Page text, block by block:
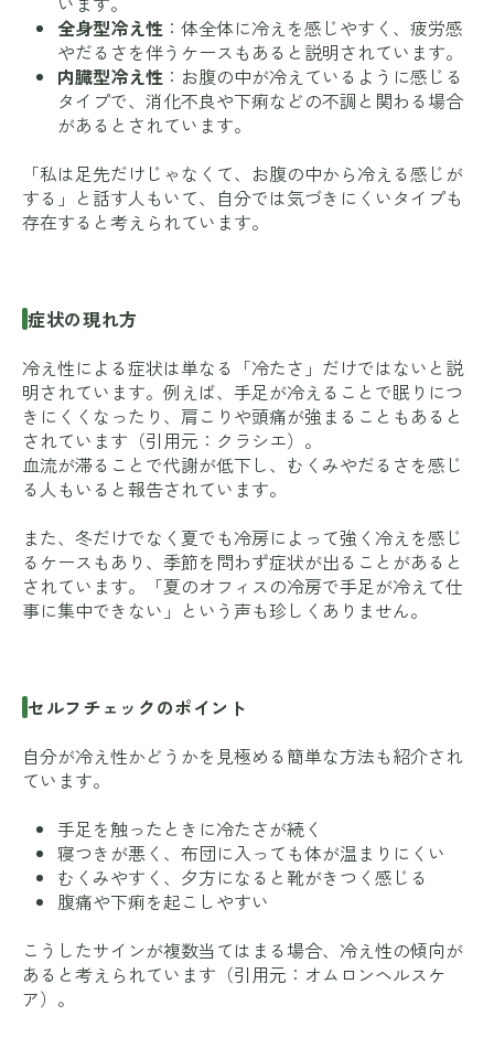
全身型冷え性 ：体全体に冷えを感じやすく、疲労感
やだるさを伴うケースもあると説明されています。
内臓型冷え性 ：お腹の中が冷えているように感じる
タイプで、消化不良や下痢などの不調と関わる場合
があるとされています。
「私は足先だけじゃなくて、お腹の中から冷える感じが
する」と話す人もいて、自分では気づきにくいタイプも
存在すると考えられています。
症状の現れ方
冷え性による症状は単なる「冷たさ」だけではないと説
明されています。例えば、手足が冷えることで眠りにつ
きにくくなったり、肩こりや頭痛が強まることもあると
されています（引用元： クラシエ）。
血流が滞ることで代謝が低下し、むくみやだるさを感じ
る人もいると報告されています。
また、冬だけでなく夏でも冷房によって強く冷えを感じ
るケースもあり、季節を問わず症状が出ることがあると
されています。「夏のオフィスの冷房で手足が冷えて仕
事に集中できない」という声も珍しくありません。
セルフチェックのポイント
自分が冷え性かどうかを見極める簡単な方法も紹介され
ています。
手足を触ったときに冷たさが続く
寝つきが悪く、布団に入っても体が温まりにくい
むくみやすく、夕方になると靴がきつく感じる
腹痛や下痢を起こしやすい
こうしたサインが複数当てはまる場合、冷え性の傾向が
あると考えられています（引用元： オムロンヘルスケ
ア）。